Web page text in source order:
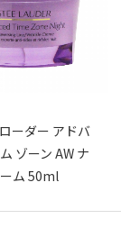
ーダー アドバ
ゾーン AW ナ
ム 50ml